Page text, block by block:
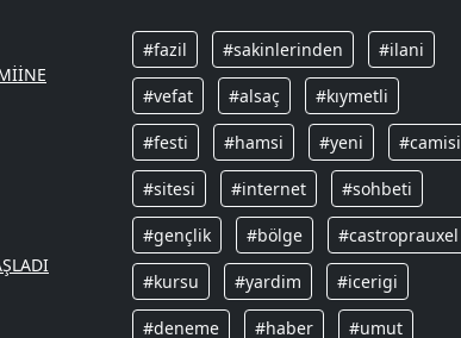
#fazil #sakinlerinden #ilani
#vefat #alsaç #kıymetli
#festi #hamsi #yeni #camisi
#sitesi #internet #sohbeti
#gençlik #bölge #castroprauxel
#kursu #yardim #icerigi
#deneme #haber #umut